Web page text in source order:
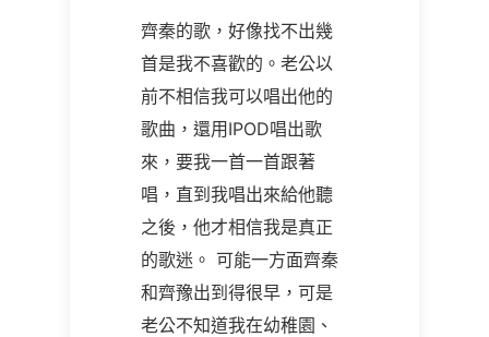
齊秦的歌，好像找不出幾
首是我不喜歡的。老公以
前不相信我可以唱出他的
歌曲，還用IPOD唱出歌
來，要我一首一首跟著
唱，直到我唱出來給他聽
之後，他才相信我是真正
的歌迷。 可能一方面齊秦
和齊豫出到得很早，可是
老公不知道我在幼稚園、